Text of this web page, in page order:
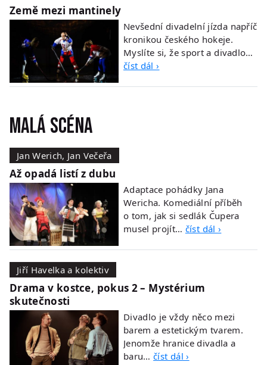
Země mezi mantinely
Nevšední divadelní jízda napříč
kronikou českého hokeje.
Myslíte si, že sport a divadlo…
číst dál ›
Malá scéna
Jan Werich, Jan Večeřa
Až opadá listí z dubu
Adaptace pohádky Jana
Wericha. Komediální příběh
o tom, jak si sedlák Čupera
musel projít… číst dál ›
Jiří Havelka a kolektiv
Drama v kostce, pokus 2 – Mystérium
skutečnosti
Divadlo je vždy něco mezi
barem a estetickým tvarem.
Jenomže hranice divadla a
baru…číst dál ›